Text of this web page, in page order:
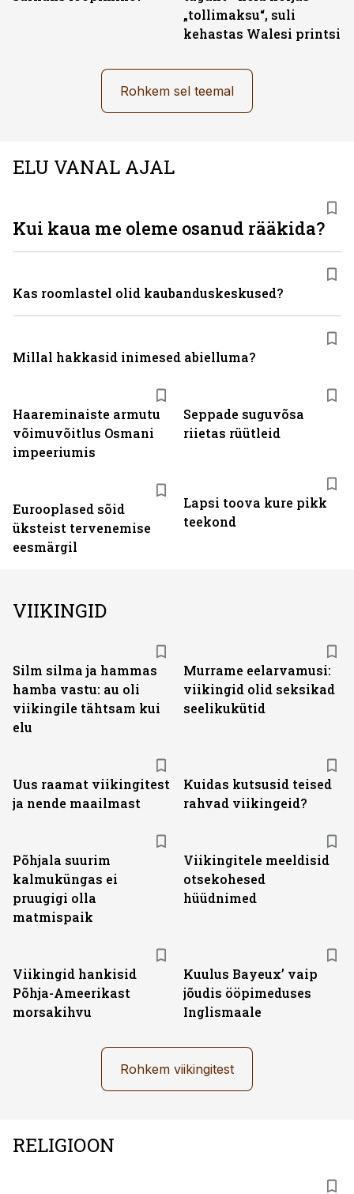
„tollimaksu“, suli
kehastas Walesi printsi
Rohkem sel teemal
ELU VANAL AJAL
Haareminaiste armutu
võimuvõitlus Osmani
impeeriumis
Seppade suguvõsa
riietas rüütleid
Eurooplased sõid
üksteist tervenemise
eesmärgil
Lapsi toova kure pikk
teekond
Kui kaua me oleme osanud rääkida?
Kas roomlastel olid kaubanduskeskused?
Millal hakkasid inimesed abielluma?
VIIKINGID
Silm silma ja hammas
hamba vastu: au oli
viikingile tähtsam kui
elu
Murrame eelarvamusi:
viikingid olid seksikad
seelikukütid
Uus raamat viikingitest
ja nende maailmast
Kuidas kutsusid teised
rahvad viikingeid?
Põhjala suurim
kalmuküngas ei
pruugigi olla
matmispaik
Viikingitele meeldisid
otsekohesed
hüüdnimed
Viikingid hankisid
Põhja-Ameerikast
morsakihvu
Kuulus Bayeux’ vaip
jõudis ööpimeduses
Inglismaale
Rohkem viikingitest
RELIGIOON